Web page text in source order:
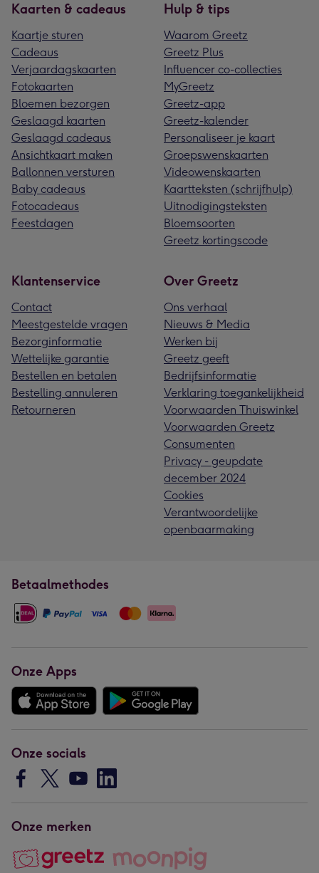
Kaarten & cadeaus
Kaartje sturen
Cadeaus
Verjaardagskaarten
Fotokaarten
Bloemen bezorgen
Geslaagd kaarten
Geslaagd cadeaus
Ansichtkaart maken
Ballonnen versturen
Baby cadeaus
Fotocadeaus
Feestdagen
Hulp & tips
Waarom Greetz
Greetz Plus
Influencer co-collecties
MyGreetz
Greetz-app
Greetz-kalender
Personaliseer je kaart
Groepswenskaarten
Videowenskaarten
Kaartteksten (schrijfhulp)
Uitnodigingsteksten
Bloemsoorten
Greetz kortingscode
Klantenservice
Contact
Meestgestelde vragen
Bezorginformatie
Wettelijke garantie
Bestellen en betalen
Bestelling annuleren
Retourneren
Over Greetz
Ons verhaal
Nieuws & Media
Werken bij
Greetz geeft
Bedrijfsinformatie
Verklaring toegankelijkheid
Voorwaarden Thuiswinkel
Voorwaarden Greetz
Consumenten
Privacy - geupdate
december 2024
Cookies
Verantwoordelijke
openbaarmaking
Betaalmethodes
Onze Apps
Onze socials
Onze merken